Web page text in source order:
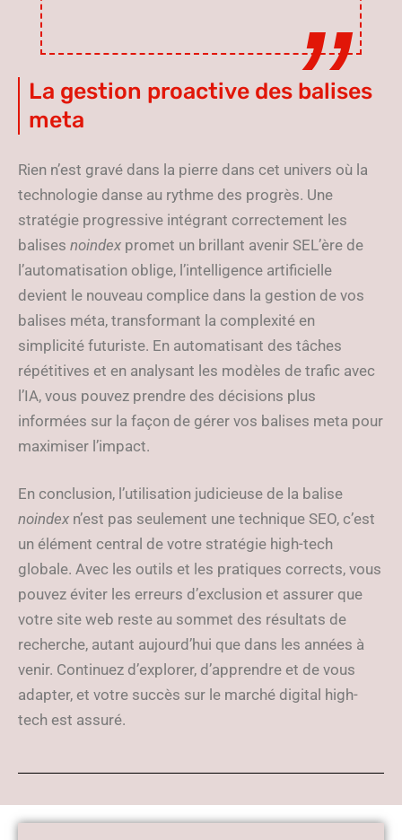
La gestion proactive des balises
meta
Rien n’est gravé dans la pierre dans cet univers où la
technologie danse au rythme des progrès. Une
stratégie progressive intégrant correctement les
balises noindex promet un brillant avenir SEL’ère de
l’automatisation oblige, l’intelligence artificielle
devient le nouveau complice dans la gestion de vos
balises méta, transformant la complexité en
simplicité futuriste. En automatisant des tâches
répétitives et en analysant les modèles de trafic avec
l’IA, vous pouvez prendre des décisions plus
informées sur la façon de gérer vos balises meta pour
maximiser l’impact.
En conclusion, l’utilisation judicieuse de la balise
noindex n’est pas seulement une technique SEO, c’est
un élément central de votre stratégie high-tech
globale. Avec les outils et les pratiques corrects, vous
pouvez éviter les erreurs d’exclusion et assurer que
votre site web reste au sommet des résultats de
recherche, autant aujourd’hui que dans les années à
venir. Continuez d’explorer, d’apprendre et de vous
adapter, et votre succès sur le marché digital high-
tech est assuré.